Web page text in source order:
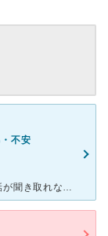
不安
こんな最悪な対応の医師は見たことがない。 ①話が聞き取れない 高齢 もにゃもにゃしていて聞こえない 聞き返すと大声で怒る だからわからなくてもうなずくしかない ②話を聞かない 今後の事、現状